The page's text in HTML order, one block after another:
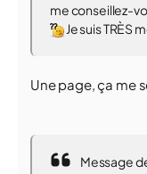
me conseillez-
Je suis TRÈS
Une page, ça me
Message